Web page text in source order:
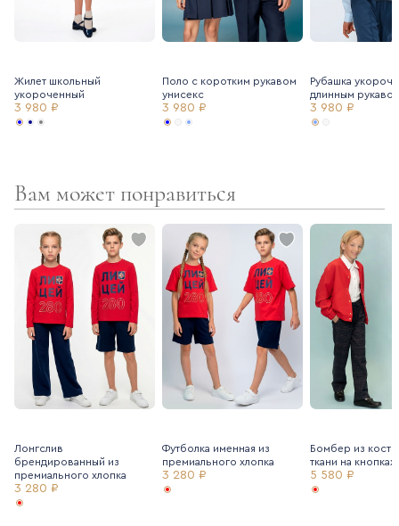
Жилет школьный
укороченный
3 980 ₽
Поло с коротким рукавом
унисекс
3 980 ₽
Рубашка
длинным
3 980 ₽
Вам может понравиться
Лонгслив
брендированный из
премиального хлопка
3 280 ₽
Футболка именная из
премиального хлопка
3 280 ₽
Бомбер из
ткани на кнопках
5 580 ₽